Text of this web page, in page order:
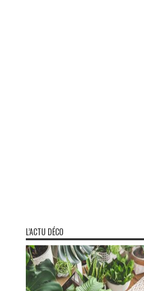
L’ACTU DÉCO